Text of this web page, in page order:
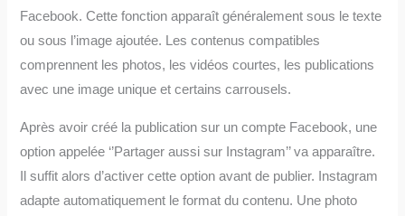
Facebook. Cette fonction apparaît généralement sous le texte
ou sous l’image ajoutée. Les contenus compatibles
comprennent les photos, les vidéos courtes, les publications
avec une image unique et certains carrousels.
Après avoir créé la publication sur un compte Facebook, une
option appelée ‘’Partager aussi sur Instagram’’ va apparaître.
Il suffit alors d’activer cette option avant de publier. Instagram
adapte automatiquement le format du contenu. Une photo